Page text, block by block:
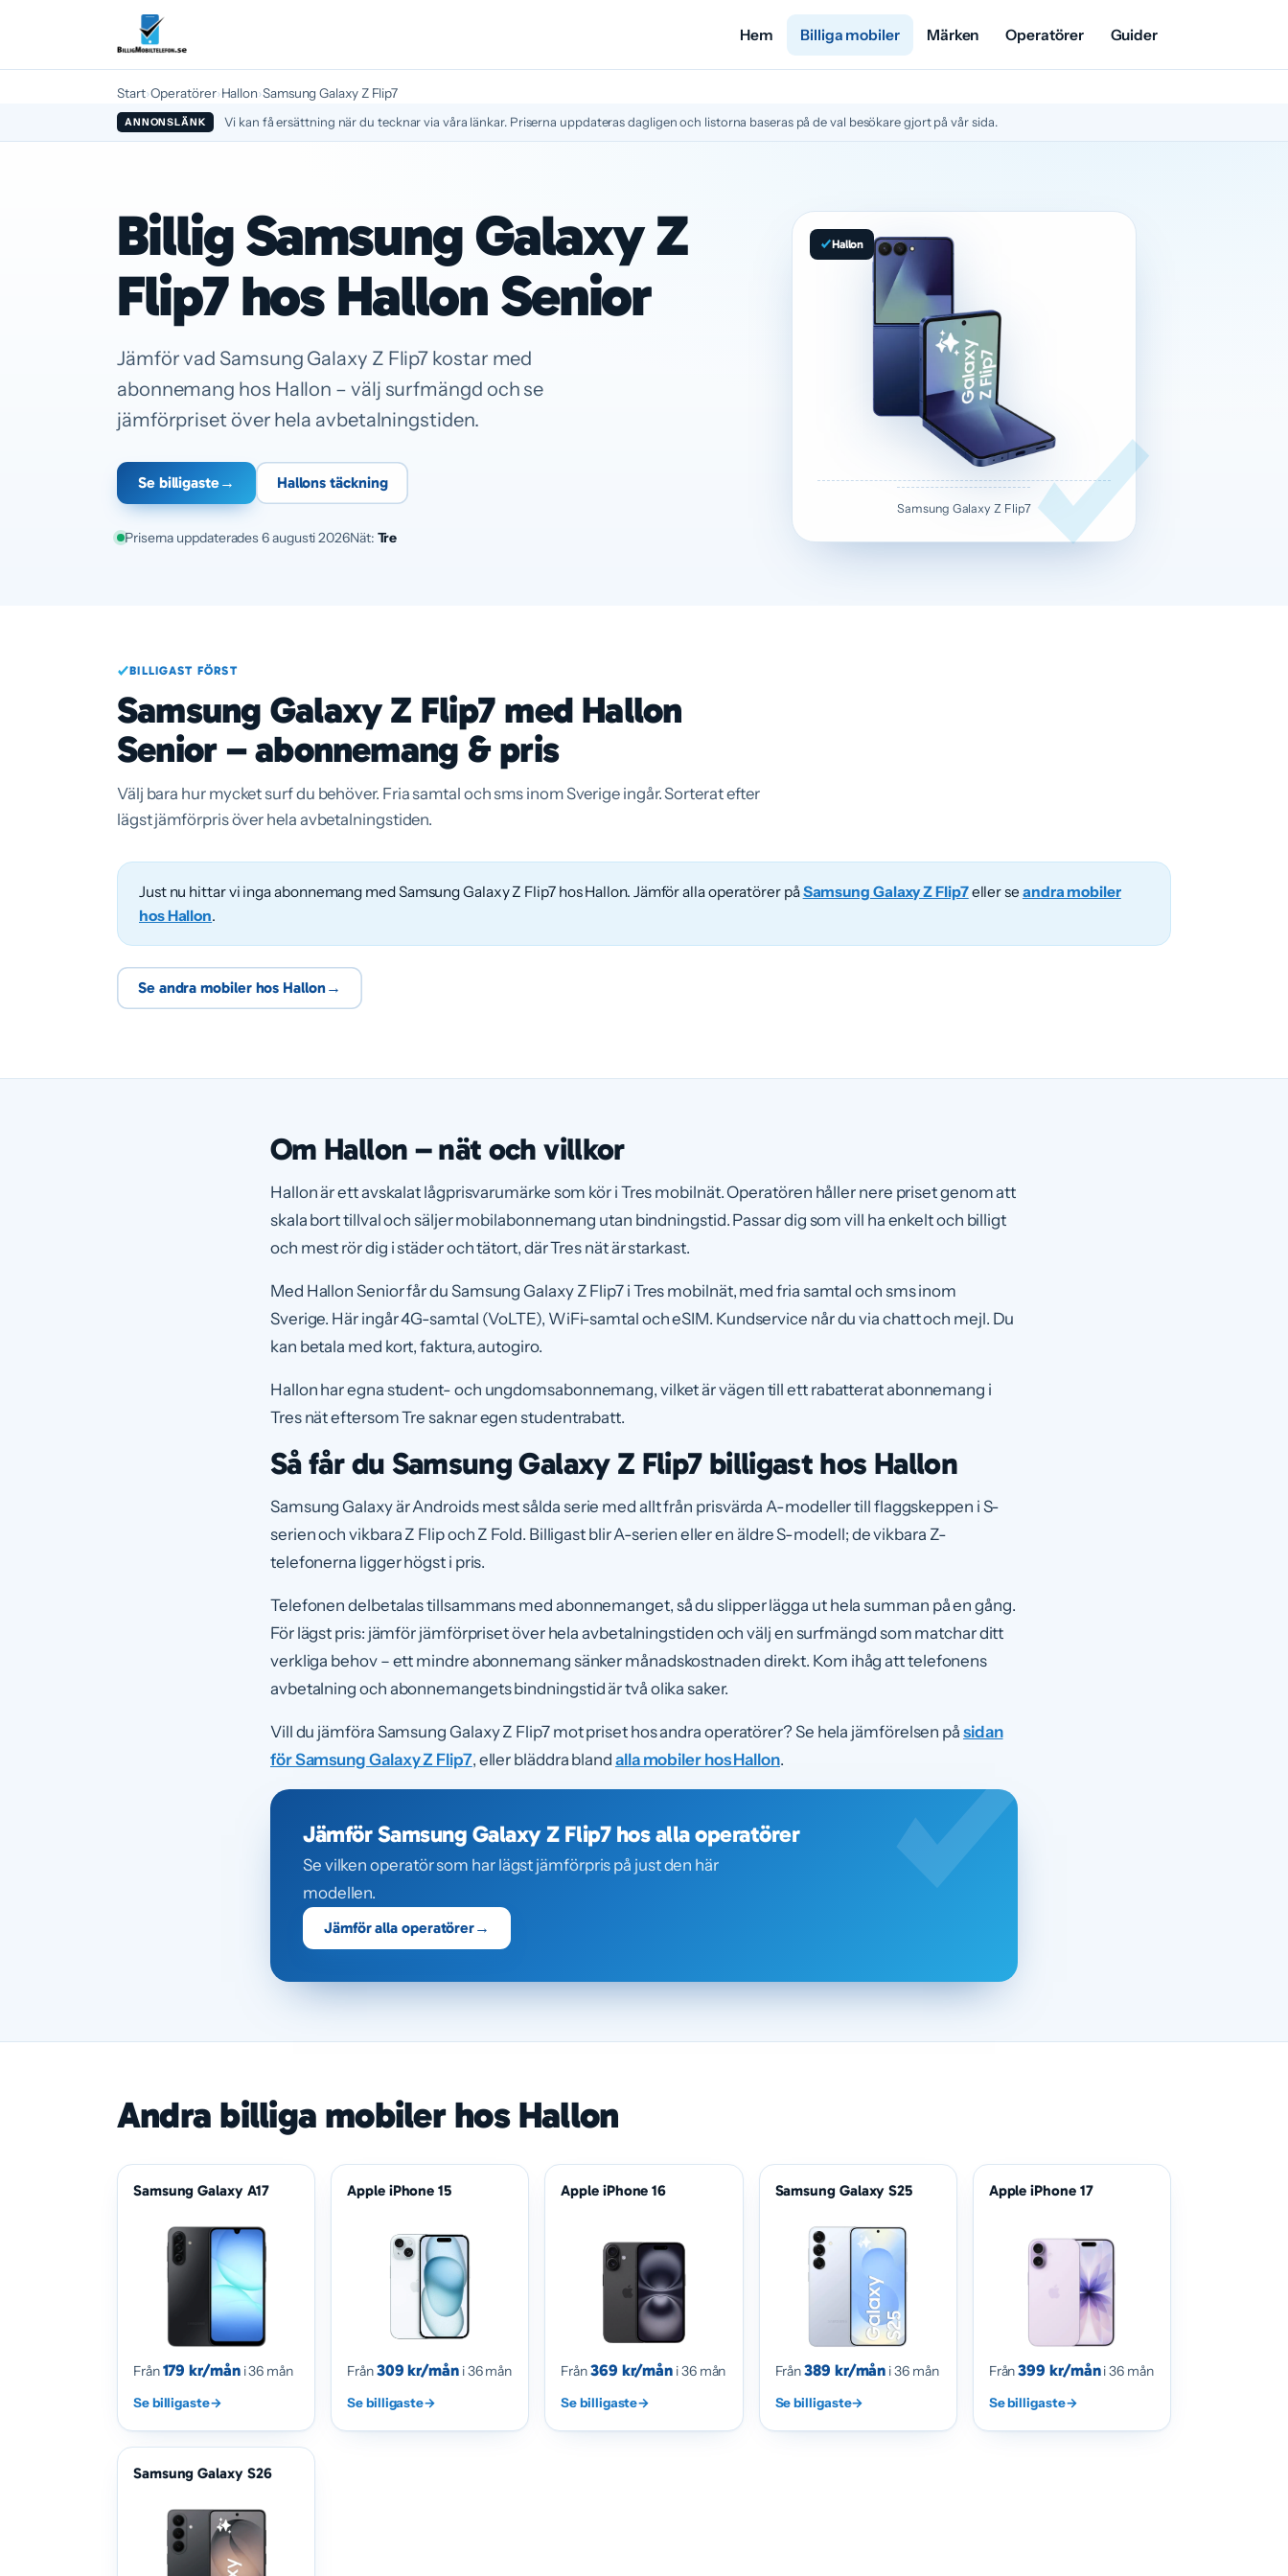
Hem Billiga mobiler Märken Operatörer Guider
Start›Operatörer›Hallon›Samsung Galaxy Z Flip7
ANNONSLÄNK Vi kan få ersättning när du tecknar via våra länkar. Priserna uppdateras dagligen och listorna baseras på de val besökare gjort på vår sida.
Billig Samsung Galaxy Z
Flip7 hos Hallon Senior
Jämför vad Samsung Galaxy Z Flip7 kostar med
abonnemang hos Hallon – välj surfmängd och se
jämförpriset över hela avbetalningstiden.
Se billigaste→ Hallons täckning
Priserna uppdaterades 6 augusti 2026Nät: Tre
Hallon
Samsung Galaxy Z Flip7
BILLIGAST FÖRST
Samsung Galaxy Z Flip7 med Hallon
Senior – abonnemang & pris
Välj bara hur mycket surf du behöver. Fria samtal och sms inom Sverige ingår. Sorterat efter
lägst jämförpris över hela avbetalningstiden.
Just nu hittar vi inga abonnemang med Samsung Galaxy Z Flip7 hos Hallon. Jämför alla operatörer påSamsung Galaxy Z Flip7eller se andra mobiler
hos Hallon.
Se andra mobiler hos Hallon→
Om Hallon – nät och villkor
Hallon är ett avskalat lågprisvarumärke som kör i Tres mobilnät. Operatören håller nere priset genom att
skala bort tillval och säljer mobilabonnemang utan bindningstid. Passar dig som vill ha enkelt och billigt
och mest rör dig i städer och tätort, där Tres nät är starkast.
Med Hallon Senior får du Samsung Galaxy Z Flip7 i Tres mobilnät, med fria samtal och sms inom
Sverige. Här ingår 4G-samtal (VoLTE), WiFi-samtal och eSIM. Kundservice når du via chatt och mejl. Du
kan betala med kort, faktura, autogiro.
Hallon har egna student- och ungdomsabonnemang, vilket är vägen till ett rabatterat abonnemang i
Tres nät eftersom Tre saknar egen studentrabatt.
Så får du Samsung Galaxy Z Flip7 billigast hos Hallon
Samsung Galaxy är Androids mest sålda serie med allt från prisvärda A-modeller till flaggskeppen i S-
serien och vikbara Z Flip och Z Fold. Billigast blir A-serien eller en äldre S-modell; de vikbara Z-
telefonerna ligger högst i pris.
Telefonen delbetalas tillsammans med abonnemanget, så du slipper lägga ut hela summan på en gång.
För lägst pris: jämför jämförpriset över hela avbetalningstiden och välj en surfmängd som matchar ditt
verkliga behov – ett mindre abonnemang sänker månadskostnaden direkt. Kom ihåg att telefonens
avbetalning och abonnemangets bindningstid är två olika saker.
Vill du jämföra Samsung Galaxy Z Flip7 mot priset hos andra operatörer? Se hela jämförelsen på sidan
för Samsung Galaxy Z Flip7, eller bläddra bland alla mobiler hos Hallon.
Jämför Samsung Galaxy Z Flip7 hos alla operatörer
Se vilken operatör som har lägst jämförpris på just den här
modellen.
Jämför alla operatörer→
Andra billiga mobiler hos Hallon
Samsung Galaxy A17
Från179 kr/måni 36 mån
Se billigaste→
Apple iPhone 15
Från309 kr/måni 36 mån
Se billigaste→
Apple iPhone 16
Från369 kr/mån i 36 mån
Se billigaste→
Samsung Galaxy S25
Från389 kr/mån i 36 mån
Se billigaste→
Apple iPhone 17
Från399 kr/måni 36 mån
Se billigaste→
Samsung Galaxy S26